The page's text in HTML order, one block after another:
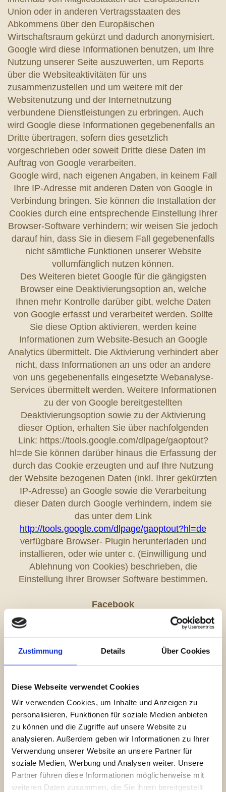
Zustimmung Details Über Cookies
Diese Webseite verwendet Cookies
Wir verwenden Cookies, um Inhalte und Anzeigen zu
personalisieren, Funktionen für soziale Medien anbieten
zu können und die Zugriffe auf unsere Website zu
analysieren. Außerdem geben wir Informationen zu Ihrer
Verwendung unserer Website an unsere Partner für
soziale Medien, Werbung und Analysen weiter. Unsere
Partner führen diese Informationen möglicherweise mit
weiteren Daten zusammen, die Sie ihnen bereitgestellt
Union oder in anderen Vertragsstaaten des
Abkommens über den Europäischen
Wirtschaftsraum gekürzt und dadurch anonymisiert.
Google wird diese Informationen benutzen, um Ihre
Nutzung unserer Seite auszuwerten, um Reports
über die Websiteaktivitäten für uns
zusammenzustellen und um weitere mit der
Websitenutzung und der Internetnutzung
verbundene Dienstleistungen zu erbringen. Auch
wird Google diese Informationen gegebenenfalls an
Dritte übertragen, sofern dies gesetzlich
vorgeschrieben oder soweit Dritte diese Daten im
Auftrag von Google verarbeiten.
Google wird, nach eigenen Angaben, in keinem Fall
Ihre IP-Adresse mit anderen Daten von Google in
Verbindung bringen. Sie können die Installation der
Cookies durch eine entsprechende Einstellung Ihrer
Browser-Software verhindern; wir weisen Sie jedoch
darauf hin, dass Sie in diesem Fall gegebenenfalls
nicht sämtliche Funktionen unserer Website
vollumfänglich nutzen können.
Des Weiteren bietet Google für die gängigsten
Browser eine Deaktivierungsoption an, welche
Ihnen mehr Kontrolle darüber gibt, welche Daten
von Google erfasst und verarbeitet werden. Sollte
Sie diese Option aktivieren, werden keine
Informationen zum Website-Besuch an Google
Analytics übermittelt. Die Aktivierung verhindert aber
nicht, dass Informationen an uns oder an andere
von uns gegebenenfalls eingesetzte Webanalyse-
Services übermittelt werden. Weitere Informationen
zu der von Google bereitgestellten
Deaktivierungsoption sowie zu der Aktivierung
dieser Option, erhalten Sie über nachfolgenden
Link: https://tools.google.com/dlpage/gaoptout?
hl=de Sie können darüber hinaus die Erfassung der
durch das Cookie erzeugten und auf Ihre Nutzung
der Website bezogenen Daten (inkl. Ihrer gekürzten
IP-Adresse) an Google sowie die Verarbeitung
dieser Daten durch Google verhindern, indem sie
das unter dem Link
http://tools.google.com/dlpage/gaoptout?hl=de
verfügbare Browser- Plugin herunterladen und
installieren, oder wie unter c. (Einwilligung und
Ablehnung von Cookies) beschrieben, die
Einstellung Ihrer Browser Software bestimmen.
Facebook
Einsatz von facebook-Komponenten
Anbieters facebook.com ein. Facebook ist ein
Service der facebook Inc., 1601 S. California Ave,
Bei jedem einzelnen Abruf unserer Webseite, die mit
einer solchen Komponente ausgestattet ist,
veranlasst diese Komponente, dass der von Ihnen
verwendete Browser eine entsprechende
Darstellung der Komponente von facebook
herunterlädt. Durch diesen Vorgang wird facebook
darüber in Kenntnis gesetzt, welche konkrete Seite
unserer Internetpräsenz gerade durch Sie besucht